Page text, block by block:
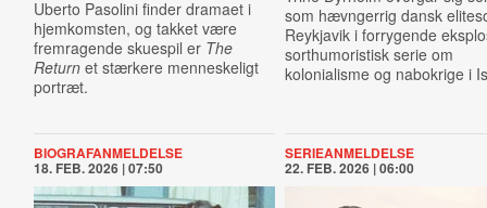
Uberto Pasolini finder dramaet i
hjemkomsten, og takket være
fremragende skuespil er The
Returnet stærkere menneskeligt
portræt.
som hævngerrig dansk
Reykjavik i forrygende
sorthumoristisk serie om
kolonialisme og nabokrige i
BIOGRAFANMELDELSE
18. FEB. 2026 | 07:50
SERIEANMELDELSE
22. FEB. 2026 | 06:00